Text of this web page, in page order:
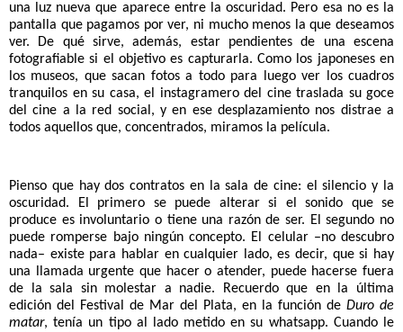
una luz nueva que aparece entre la oscuridad. Pero esa no es la
pantalla que pagamos por ver, ni mucho menos la que deseamos
ver. De qué sirve, además, estar pendientes de una escena
fotografiable si el objetivo es capturarla. Como los japoneses en
los museos, que sacan fotos a todo para luego ver los cuadros
tranquilos en su casa, el instagramero del cine traslada su goce
del cine a la red social, y en ese desplazamiento nos distrae a
todos aquellos que, concentrados, miramos la película.
Pienso que hay dos contratos en la sala de cine: el silencio y la
oscuridad. El primero se puede alterar si el sonido que se
produce es involuntario o tiene una razón de ser. El segundo no
puede romperse bajo ningún concepto. El celular –no descubro
nada– existe para hablar en cualquier lado, es decir, que si hay
una llamada urgente que hacer o atender, puede hacerse fuera
de la sala sin molestar a nadie. Recuerdo que en la última
edición del Festival de Mar del Plata, en la función de Duro de
matar, tenía un tipo al lado metido en su whatsapp. Cuando le